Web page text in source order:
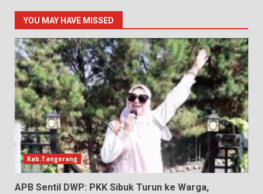
YOU MAY HAVE MISSED
Kab.Tangerang
APB Sentil DWP: PKK Sibuk Turun ke Warga,